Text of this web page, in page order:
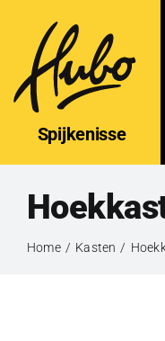
inhoud
Spijkenisse
Home Kasten